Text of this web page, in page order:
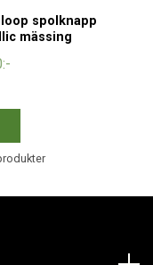
spolknapp
mässing